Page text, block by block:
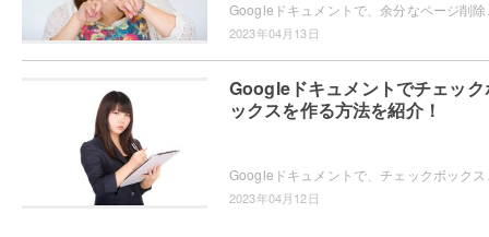
2023年04月13日
Googleドキュメントでチェック
ックスを作る方法を紹介！
2023年04月12日